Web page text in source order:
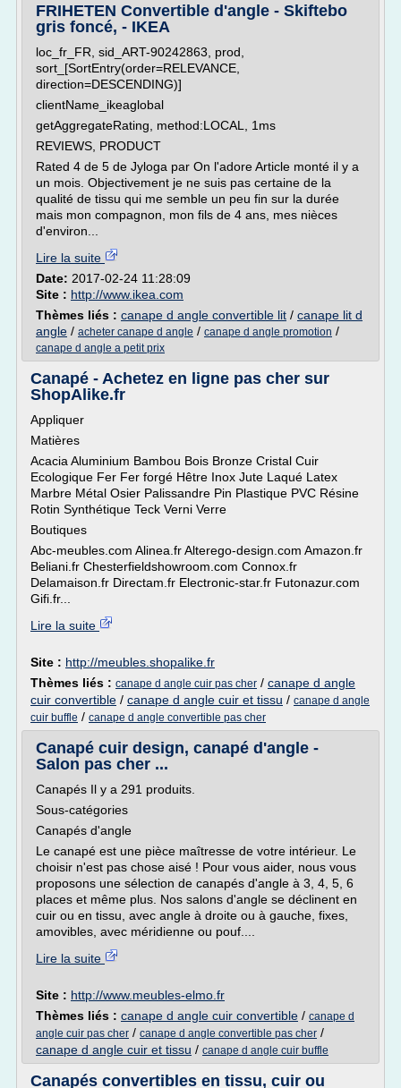
FRIHETEN Convertible d'angle - Skiftebo
gris foncé, - IKEA
loc_fr_FR, sid_ART-90242863, prod,
sort_[SortEntry(order=RELEVANCE,
direction=DESCENDING)]
clientName_ikeaglobal
getAggregateRating, method:LOCAL, 1ms
REVIEWS, PRODUCT
Rated 4 de 5 de Jyloga par On l'adore Article monté il y a
un mois. Objectivement je ne suis pas certaine de la
qualité de tissu qui me semble un peu fin sur la durée
mais mon compagnon, mon fils de 4 ans, mes nièces
d'environ...
Lire la suite
Date: 2017-02-24 11:28:09
Site : http://www.ikea.com
Thèmes liés : canape d angle convertible lit / canape lit d
angle / acheter canape d angle / canape d angle promotion /
canape d angle a petit prix
Canapé - Achetez en ligne pas cher sur
ShopAlike.fr
Appliquer
Matières
Acacia Aluminium Bambou Bois Bronze Cristal Cuir
Ecologique Fer Fer forgé Hêtre Inox Jute Laqué Latex
Marbre Métal Osier Palissandre Pin Plastique PVC Résine
Rotin Synthétique Teck Verni Verre
Boutiques
Abc-meubles.com Alinea.fr Alterego-design.com Amazon.fr
Beliani.fr Chesterfieldshowroom.com Connox.fr
Delamaison.fr Directam.fr Electronic-star.fr Futonazur.com
Gifi.fr...
Lire la suite
Site : http://meubles.shopalike.fr
Thèmes liés : canape d angle cuir pas cher / canape d angle
cuir convertible / canape d angle cuir et tissu / canape d angle
cuir buffle / canape d angle convertible pas cher
Canapé cuir design, canapé d'angle -
Salon pas cher ...
Canapés Il y a 291 produits.
Sous-catégories
Canapés d'angle
Le canapé est une pièce maîtresse de votre intérieur. Le
choisir n'est pas chose aisé ! Pour vous aider, nous vous
proposons une sélection de canapés d'angle à 3, 4, 5, 6
places et même plus. Nos salons d'angle se déclinent en
cuir ou en tissu, avec angle à droite ou à gauche, fixes,
amovibles, avec méridienne ou pouf....
Lire la suite
Site : http://www.meubles-elmo.fr
Thèmes liés : canape d angle cuir convertible / canape d
angle cuir pas cher / canape d angle convertible pas cher /
canape d angle cuir et tissu / canape d angle cuir buffle
Canapés convertibles en tissu, cuir ou